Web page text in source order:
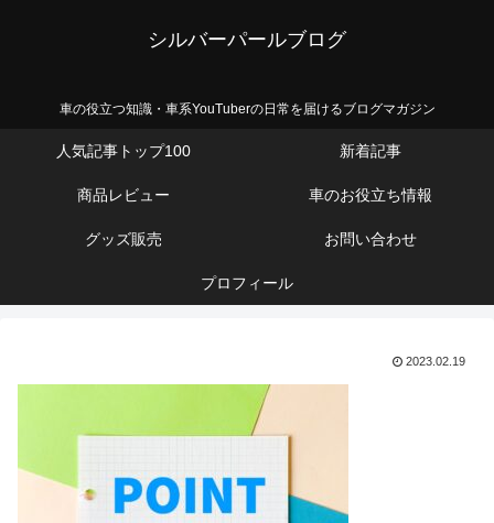
シルバーパールブログ
車の役立つ知識・車系YouTuberの日常を届けるブログマガジン
人気記事トップ100 新着記事
商品レビュー 車のお役立ち情報
グッズ販売 お問い合わせ
プロフィール
2023.02.19